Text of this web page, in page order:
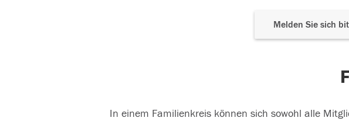
Melden Sie sich
In einem Familienkreis können sich sowohl alle